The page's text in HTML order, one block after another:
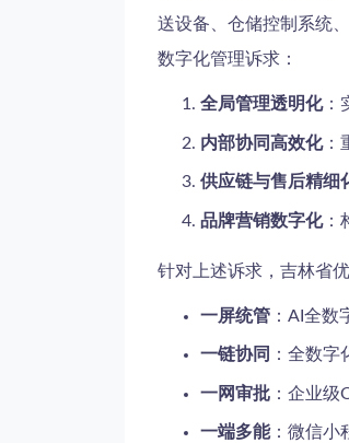
送设备、仓储控制系统
数字化管理诉求：
全局管理透明化：
内部协同高效化：
供应链与售后精细
品牌营销数字化：
针对上述诉求，吉林省
一屏统管 ：AI全
一链协同 ：全数
一网审批 ：企业
一端多能：微信小